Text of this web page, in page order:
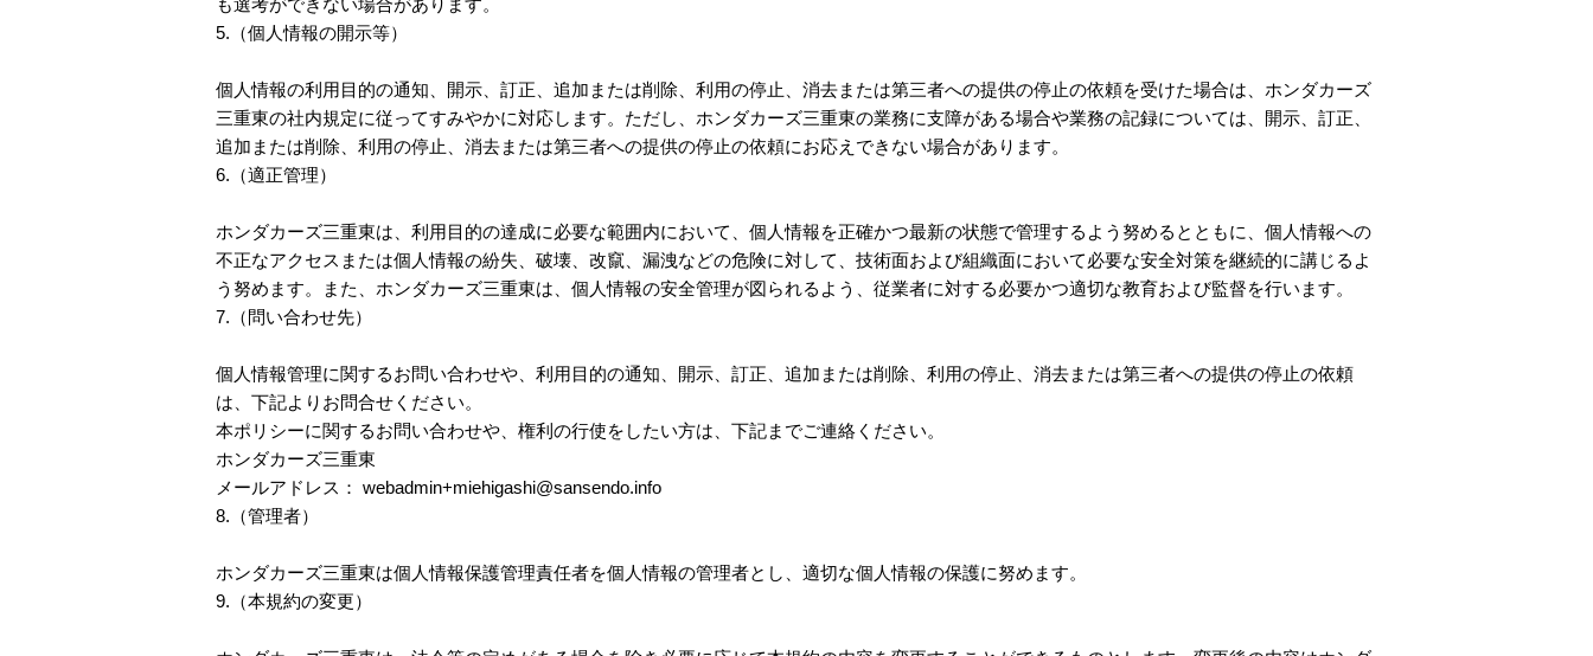
も選考ができない場合があります。
5.（個人情報の開示等）
個人情報の利用目的の通知、開示、訂正、追加または削除、利用の停止、消去または第三者への提供の停止の依頼を受けた場合は、ホンダカーズ
三重東の社内規定に従ってすみやかに対応します。ただし、ホンダカーズ三重東の業務に支障がある場合や業務の記録については、開示、訂正、
追加または削除、利用の停止、消去または第三者への提供の停止の依頼にお応えできない場合があります。
6.（適正管理）
ホンダカーズ三重東は、利用目的の達成に必要な範囲内において、個人情報を正確かつ最新の状態で管理するよう努めるとともに、個人情報への
不正なアクセスまたは個人情報の紛失、破壊、改竄、漏洩などの危険に対して、技術面および組織面において必要な安全対策を継続的に講じるよ
う努めます。また、ホンダカーズ三重東は、個人情報の安全管理が図られるよう、従業者に対する必要かつ適切な教育および監督を行います。
7.（問い合わせ先）
個人情報管理に関するお問い合わせや、利用目的の通知、開示、訂正、追加または削除、利用の停止、消去または第三者への提供の停止の依頼
は、下記よりお問合せください。
本ポリシーに関するお問い合わせや、権利の行使をしたい方は、下記までご連絡ください。
ホンダカーズ三重東
メールアドレス： webadmin+miehigashi@sansendo.info
8.（管理者）
ホンダカーズ三重東は個人情報保護管理責任者を個人情報の管理者とし、適切な個人情報の保護に努めます。
9.（本規約の変更）